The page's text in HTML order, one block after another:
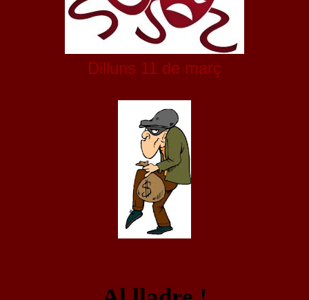
Dilluns 11 de març